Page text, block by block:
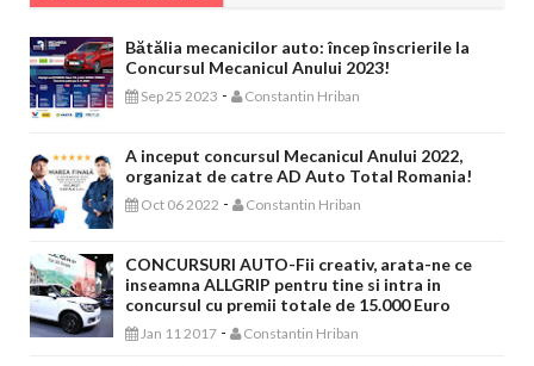
Bătălia mecanicilor auto: încep înscrierile la
Concursul Mecanicul Anului 2023!
Sep 25 2023 - Constantin Hriban
A inceput concursul Mecanicul Anului 2022,
organizat de catre AD Auto Total Romania!
Oct 06 2022 - Constantin Hriban
CONCURSURI AUTO-Fii creativ, arata-ne ce
inseamna ALLGRIP pentru tine si intra in
concursul cu premii totale de 15.000 Euro
Jan 11 2017 - Constantin Hriban